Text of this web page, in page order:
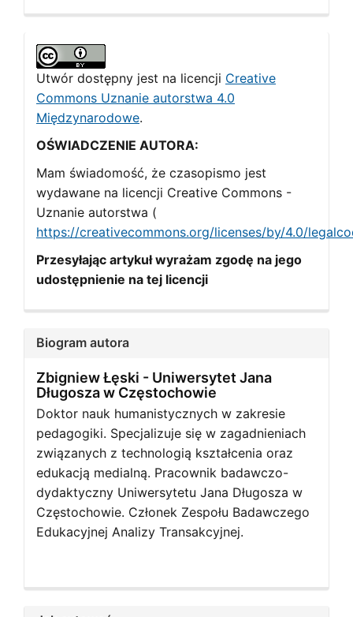
Utwór dostępny jest na licencji Creative
Commons Uznanie autorstwa 4.0
Międzynarodowe.
OŚWIADCZENIE AUTORA:
Mam świadomość, że czasopismo jest
wydawane na licencji Creative Commons -
Uznanie autorstwa (
https://creativecommons.org/licenses/by/4.0/
Przesyłając artykuł wyrażam zgodę na jego
udostępnienie na tej licencji
Biogram autora
Zbigniew Łęski - Uniwersytet Jana
Długosza w Częstochowie
Doktor nauk humanistycznych w zakresie
pedagogiki. Specjalizuje się w zagadnieniach
związanych z technologią kształcenia oraz
edukacją medialną. Pracownik badawczo-
dydaktyczny Uniwersytetu Jana Długosza w
Częstochowie. Członek Zespołu Badawczego
Edukacyjnej Analizy Transakcyjnej.